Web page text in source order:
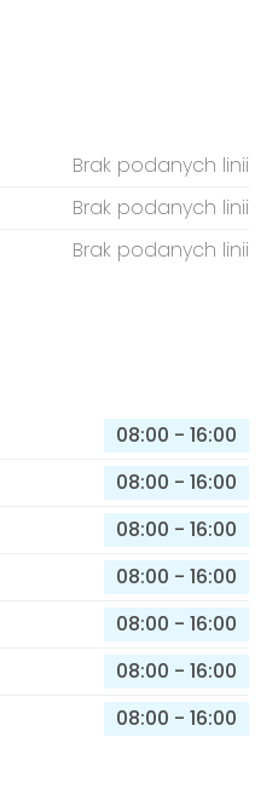
Brak podanych linii
Brak podanych linii
Brak podanych linii
08:00 - 16:00
08:00 - 16:00
08:00 - 16:00
08:00 - 16:00
08:00 - 16:00
08:00 - 16:00
08:00 - 16:00